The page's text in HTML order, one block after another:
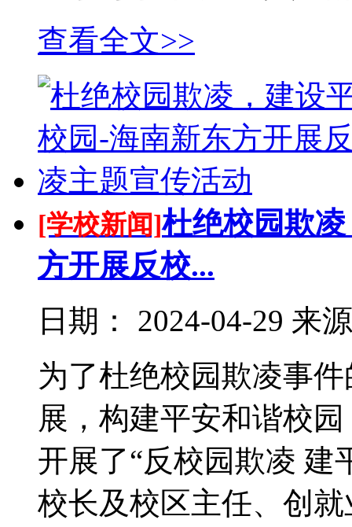
查看全文>>
[学校新闻]杜绝校园欺
方开展反校...
日期： 2024-04-29 来
为了杜绝校园欺凌事
展，构建平安和谐校
开展了“反校园欺凌 建
校长及校区主任、创